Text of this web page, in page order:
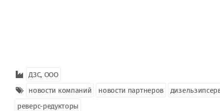
ДЗС, ООО
новости компаний
новости партнеров
реверс-редукторы